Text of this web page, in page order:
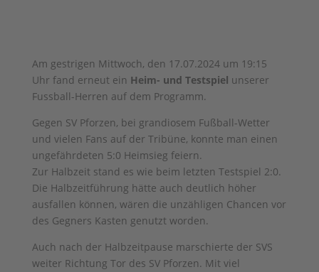
Am gestrigen Mittwoch, den 17.07.2024 um 19:15
Uhr fand erneut ein Heim- und Testspiel unserer
Fussball-Herren auf dem Programm.
Gegen SV Pforzen, bei grandiosem Fußball-Wetter
und vielen Fans auf der Tribüne, konnte man einen
ungefährdeten 5:0 Heimsieg feiern.
Zur Halbzeit stand es wie beim letzten Testspiel 2:0.
Die Halbzeitführung hätte auch deutlich höher
ausfallen können, wären die unzähligen Chancen vor
des Gegners Kasten genutzt worden.
Auch nach der Halbzeitpause marschierte der SVS
weiter Richtung Tor des SV Pforzen. Mit viel